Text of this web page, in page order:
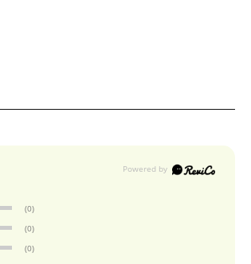
(0)
(0)
(0)